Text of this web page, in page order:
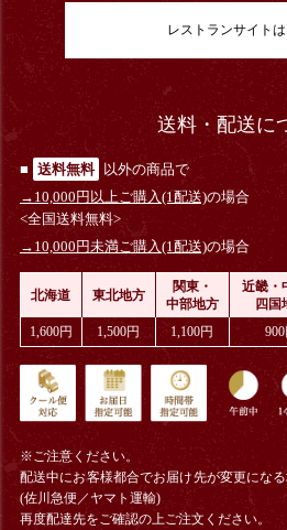
レストランサイト
送料・配送に
■ 送料無料
以外の商品で
→10,000円以上ご購入(1配送)の場合
<全国送料無料>
→10,000円未満ご購入(1配送)の場合
北海道 東北地方
関東・
中部地方
近畿・
四国
1,600円 1,500円 1,100円
※ご注意ください。
配送中にお客様都合でお届け先が変更になる
(佐川急便／ヤマト運輸)
再度配達先をご確認の上ご注文ください。